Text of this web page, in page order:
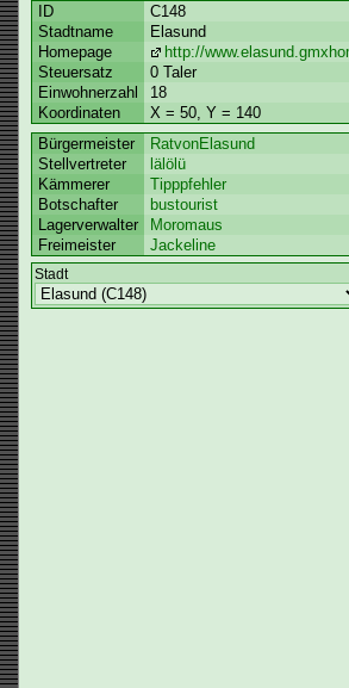
ID
C148
Stadtname
Elasund
Homepage
http://
Steuersatz
0 Taler
Einwohnerzahl
18
Koordinaten
X = 50, Y = 140
Bürgermeister
RatvonElasund
Stellvertreter
lälölü
Kämmerer
Tipppfehler
Botschafter
bustourist
Lagerverwalter
Moromaus
Freimeister
Jackeline
Stadt